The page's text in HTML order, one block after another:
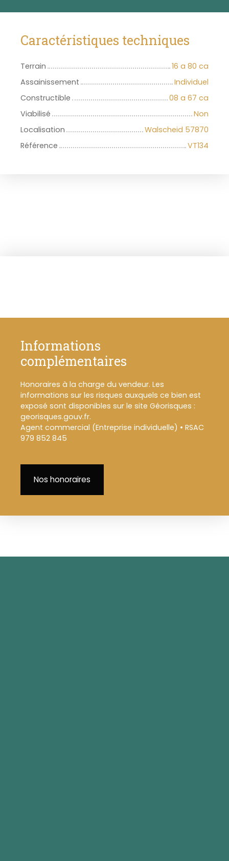
Caractéristiques techniques
Terrain
16 a 80 ca
Assainissement
Individuel
Constructible
08 a 67 ca
Viabilisé
Non
Localisation
Walscheid 57870
Référence
VT134
Informations
complémentaires
Honoraires à la charge du vendeur. Les
informations sur les risques auxquels ce bien est
exposé sont disponibles sur le site Géorisques :
georisques.gouv.fr.
Agent commercial (Entreprise individuelle) • RSAC
979 852 845
Nos honoraires